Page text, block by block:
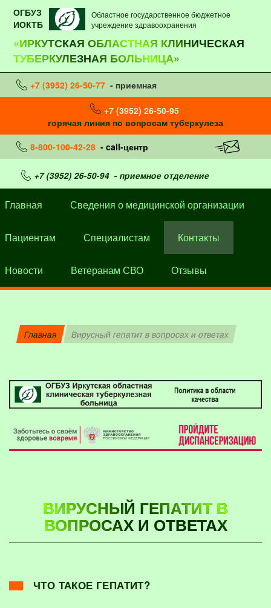
ОГБУЗ
ИОКТБ
Областное государственное бюджетное
учреждение здравоохранения
«ИРКУТСКАЯ ОБЛАСТНАЯ КЛИНИЧЕСКАЯ
ТУБЕРКУЛЕЗНАЯ БОЛЬНИЦА»
+7 (3952) 26-50-77 - приемная
+7 (3952) 26-50-95
горячая линия по вопросам туберкулеза
8-800-100-42-28 - call-центр
+7 (3952) 26-50-94- приемное отделение
Главная Сведения о медицинской организации
Пациентам Специалистам Контакты
Новости Ветеранам СВО Отзывы
Главная Вирусный гепатит в вопросах и ответах
ВИРУСНЫЙ ГЕПАТИТ В
ВОПРОСАХ И ОТВЕТАХ
ЧТО ТАКОЕ ГЕПАТИТ?